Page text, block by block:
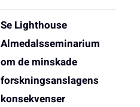
Se Lighthouse
Almedalsseminarium
om de minskade
forskningsanslagens
konsekvenser